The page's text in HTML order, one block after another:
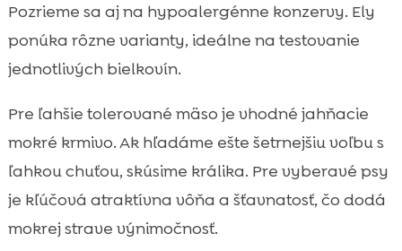
Pozrieme sa aj na hypoalergénne konzervy. Ely
ponúka rôzne varianty, ideálne na testovanie
jednotlivých bielkovín.
Pre ľahšie tolerované mäso je vhodné jahňacie
mokré krmivo. Ak hľadáme ešte šetrnejšiu voľbu s
ľahkou chuťou, skúsime králika. Pre vyberavé psy
je kľúčová atraktívna vôňa a šťavnatosť, čo dodá
mokrej strave výnimočnosť.